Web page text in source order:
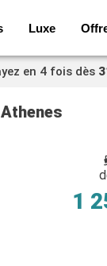
Luxe
en 4 fois dès
1